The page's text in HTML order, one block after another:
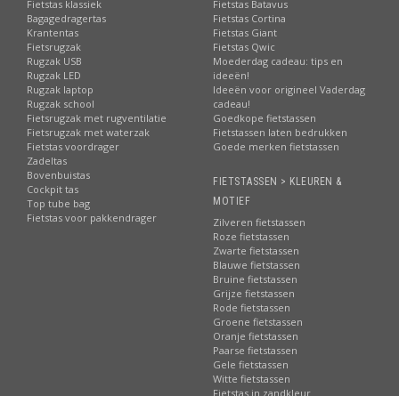
Fietstas klassiek
Bagagedragertas
Krantentas
Fietsrugzak
Rugzak USB
Rugzak LED
Rugzak laptop
Rugzak school
Fietsrugzak met rugventilatie
Fietsrugzak met waterzak
Fietstas voordrager
Zadeltas
Bovenbuistas
Cockpit tas
Top tube bag
Fietstas voor pakkendrager
Fietstas Batavus
Fietstas Cortina
Fietstas Giant
Fietstas Qwic
Moederdag cadeau: tips en
ideeën!
Ideeën voor origineel Vaderdag
cadeau!
Goedkope fietstassen
Fietstassen laten bedrukken
Goede merken fietstassen
FIETSTASSEN > KLEUREN &
MOTIEF
Zilveren fietstassen
Roze fietstassen
Zwarte fietstassen
Blauwe fietstassen
Bruine fietstassen
Grijze fietstassen
Rode fietstassen
Groene fietstassen
Oranje fietstassen
Paarse fietstassen
Gele fietstassen
Witte fietstassen
Fietstas in zandkleur